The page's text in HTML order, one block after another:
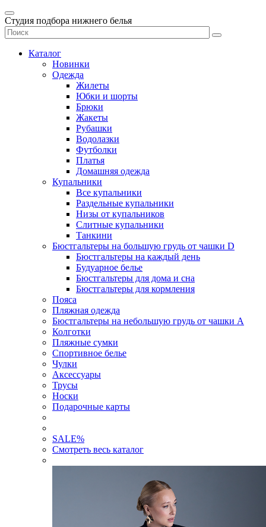
Студия подбора нижнего белья
Каталог
Новинки
Одежда
Жилеты
Юбки и шорты
Брюки
Жакеты
Рубашки
Водолазки
Футболки
Платья
Домашняя одежда
Купальники
Все купальники
Раздельные купальники
Низы от купальников
Слитные купальники
Танкини
Бюстгальтеры на большую грудь от чашки D
Бюстгальтеры на каждый день
Будуарное белье
Бюстгальтеры для дома и сна
Бюстгальтеры для кормления
Пояса
Пляжная одежда
Бюстгальтеры на небольшую грудь от чашки А
Колготки
Пляжные сумки
Спортивное белье
Чулки
Аксессуары
Трусы
Носки
Подарочные карты
SALE%
Смотреть весь каталог